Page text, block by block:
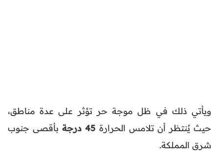
ويأتي ذلك في ظل موجة حر تؤثر على عدة مناطق،
حيث يُنتظر أن تلامس الحرارة 45 درجة
بأقصى جنوب
شرق المملكة.